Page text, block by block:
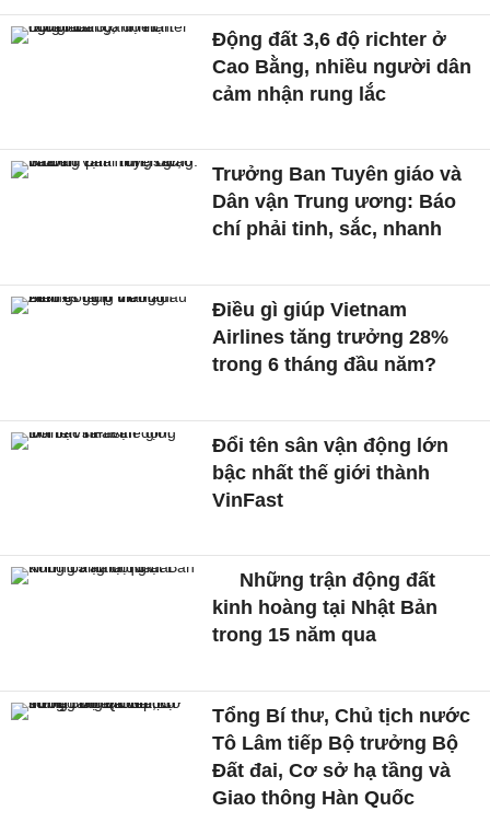
Động đất 3,6 độ richter ở
Cao Bằng, nhiều người dân
cảm nhận rung lắc
Trưởng Ban Tuyên giáo và
Dân vận Trung ương: Báo
chí phải tinh, sắc, nhanh
Điều gì giúp Vietnam
Airlines tăng trưởng 28%
trong 6 tháng đầu năm?
Đổi tên sân vận động lớn
bậc nhất thế giới thành
VinFast
Những trận động đất
kinh hoàng tại Nhật Bản
trong 15 năm qua
Tổng Bí thư, Chủ tịch nước
Tô Lâm tiếp Bộ trưởng Bộ
Đất đai, Cơ sở hạ tầng và
Giao thông Hàn Quốc